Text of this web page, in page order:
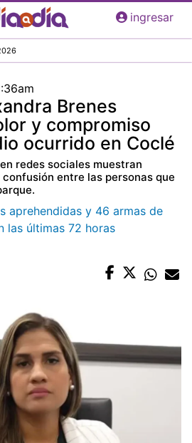
Pasar
al
principal
ingresar
Brenes
y compromiso
ocurrido en Coclé
redes sociales muestran
entre las personas que
aprehendidas y 46 armas de
las últimas 72 horas